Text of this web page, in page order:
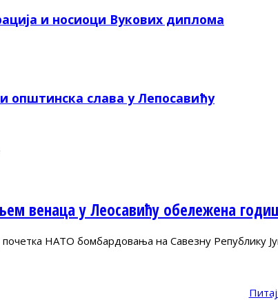
и носиоци Вукових диплома
општинска слава у Лепосавићу
венаца у Леосавићу обележена
НАТО бомбардовања на Савезну Републику